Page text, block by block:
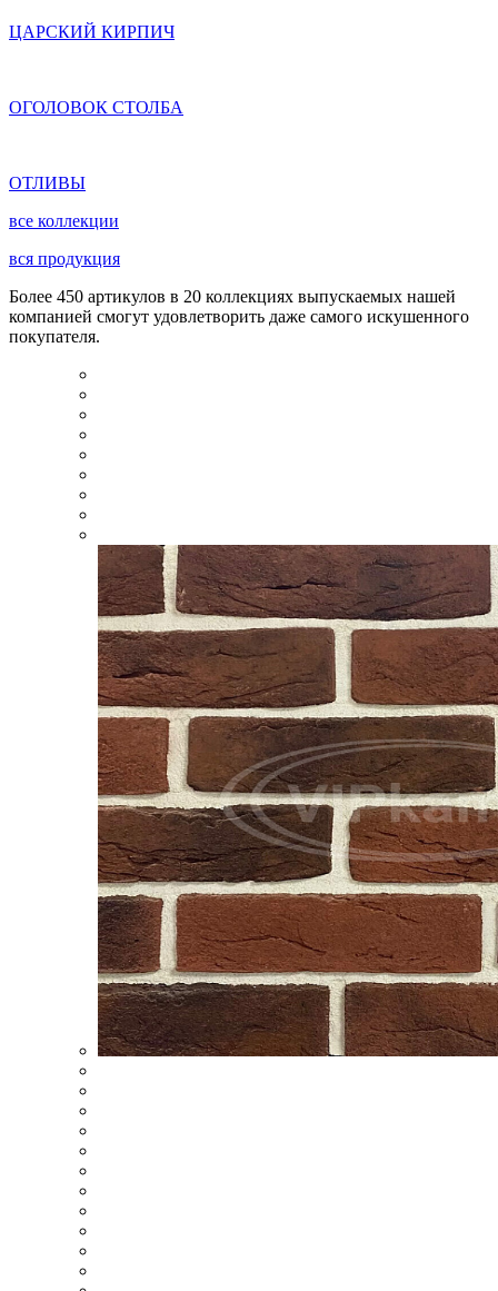
ЦАРСКИЙ КИРПИЧ
ОГОЛОВОК СТОЛБА
ОТЛИВЫ
все коллекции
вся продукция
Более 450 артикулов в 20 коллекциях выпускаемых нашей
компанией смогут удовлетворить даже самого искушенного
покупателя.